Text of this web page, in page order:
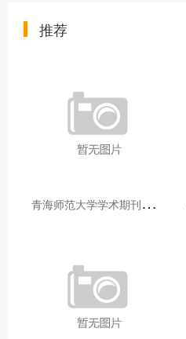
推荐
青
海师范大学学术期刊两个专栏入选2025年青海省期刊重点专栏